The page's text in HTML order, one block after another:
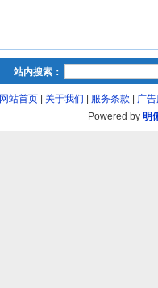
站内搜索：
网站首页| 关于我们 服务条款
广
Powered by 明